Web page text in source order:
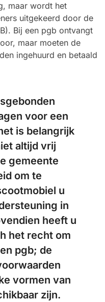
maar wordt het
uitgekeerd door de
Bij een pgb ontvangt
maar moeten de
ingehuurd en betaald
voor een
is belangrijk
altijd vrij
gemeente
om te
u
in
heeft u
het recht om
pgb; de
vormen van
zijn.